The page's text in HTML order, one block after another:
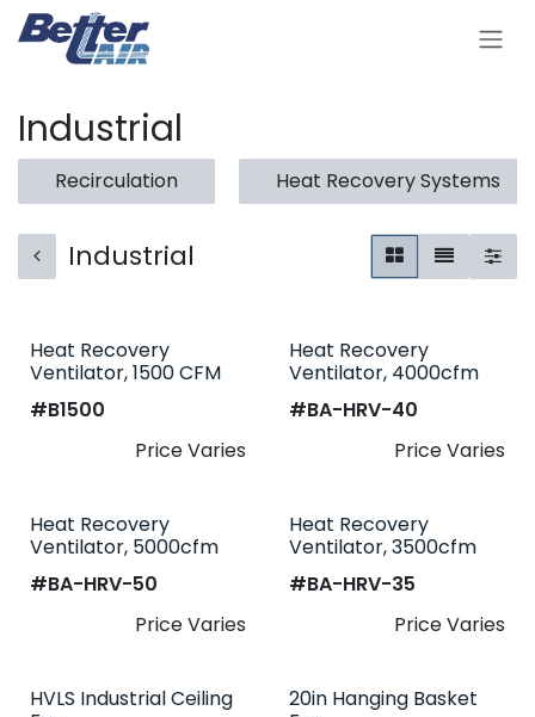
Se rendre au contenu
Industrial
Recirculation Heat Recovery Systems
Industrial
Heat Recovery
Ventilator, 1500 CFM
#​B1500
Price Varies
Heat Recovery
Ventilator, 4000cfm
#​BA-HRV-40
Price Varies
Heat Recovery
Ventilator, 5000cfm
#​BA-HRV-50
Price Varies
Heat Recovery
Ventilator, 3500cfm
#​BA-HRV-35
Price Varies
HVLS Industrial Ceiling
20in Hanging Basket